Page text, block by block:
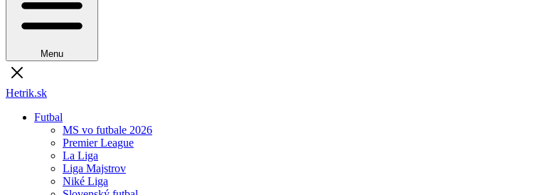
Menu
Hetrik.sk
Futbal
MS vo futbale 2026
Premier League
La Liga
Liga Majstrov
Niké Liga